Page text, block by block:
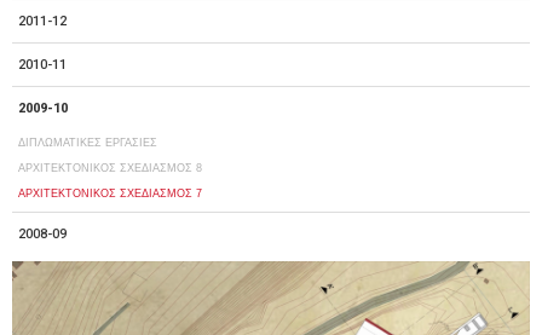
2011-12
2010-11
2009-10
ΔΙΠΛΩΜΑΤΙΚΕΣ ΕΡΓΑΣΙΕΣ
ΑΡΧΙΤΕΚΤΟΝΙΚΟΣ ΣΧΕΔΙΑΣΜΟΣ 8
ΑΡΧΙΤΕΚΤΟΝΙΚΟΣ ΣΧΕΔΙΑΣΜΟΣ 7
2008-09